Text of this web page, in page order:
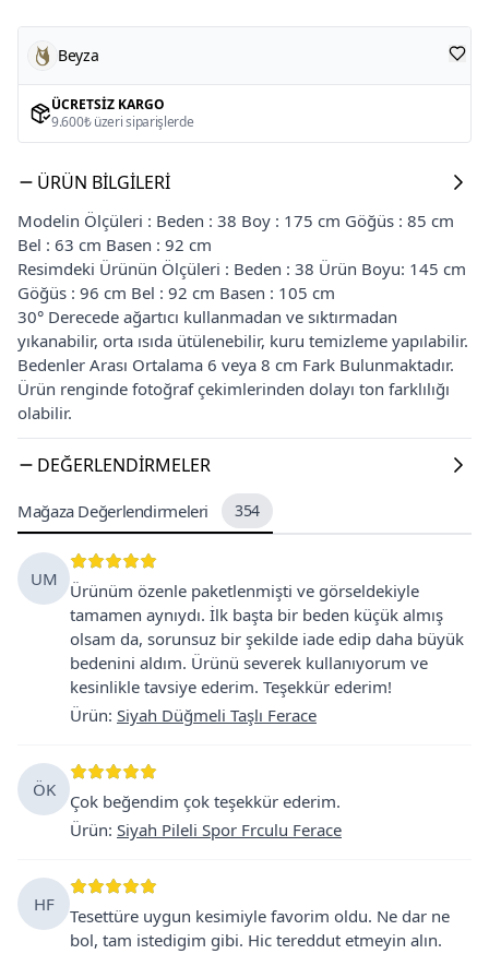
Beyza
ÜCRETSIZ KARGO
9.600₺ üzeri siparişlerde
ÜRÜN BILGILERI
Modelin Ölçüleri : Beden : 38 Boy : 175 cm Göğüs : 85 cm
Bel : 63 cm Basen : 92 cm
Resimdeki Ürünün Ölçüleri : Beden : 38 Ürün Boyu: 145 cm
Göğüs : 96 cm Bel : 92 cm Basen : 105 cm
30° Derecede ağartıcı kullanmadan ve sıktırmadan
yıkanabilir, orta ısıda ütülenebilir, kuru temizleme yapılabilir.
Bedenler Arası Ortalama 6 veya 8 cm Fark Bulunmaktadır.
Ürün renginde fotoğraf çekimlerinden dolayı ton farklılığı
olabilir.
DEĞERLENDIRMELER
Mağaza Değerlendirmeleri 354
UM
Ürünüm özenle paketlenmişti ve görseldekiyle
tamamen aynıydı. İlk başta bir beden küçük almış
olsam da, sorunsuz bir şekilde iade edip daha büyük
bedenini aldım. Ürünü severek kullanıyorum ve
kesinlikle tavsiye ederim. Teşekkür ederim!
Ürün: Siyah Düğmeli Taşlı Ferace
ÖK
Çok beğendim çok teşekkür ederim.
Ürün: Siyah Pileli Spor Frculu Ferace
HF
Tesettüre uygun kesimiyle favorim oldu. Ne dar ne
bol, tam istedigim gibi. Hic tereddut etmeyin alın.